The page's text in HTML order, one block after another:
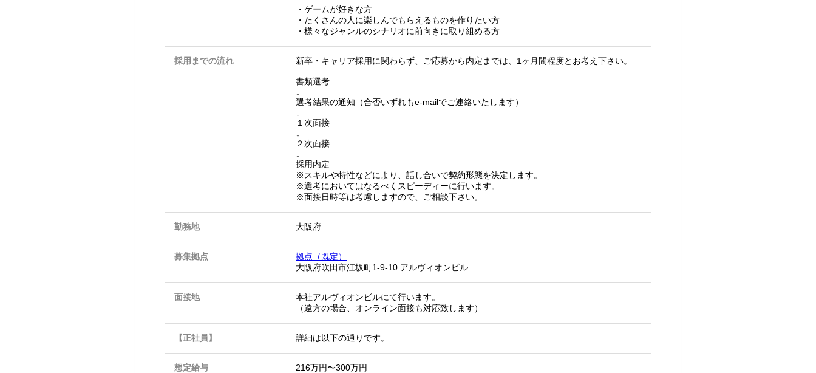
・ゲームが好きな方
・たくさんの人に楽しんでもらえるものを作りたい方
・様々なジャンルのシナリオに前向きに取り組める方
採用までの流れ 新卒・キャリア採用に関わらず、ご応募から内定までは、1ヶ月間程度とお考え下さい。
書類選考
↓
選考結果の通知（合否いずれもe-mailでご連絡いたします）
↓
１次面接
↓
２次面接
↓
採用内定
※スキルや特性などにより、話し合いで契約形態を決定します。
※選考においてはなるべくスピーディーに行います。
※面接日時等は考慮しますので、ご相談下さい。
勤務地 大阪府
募集拠点
拠点（既定）
大阪府吹田市江坂町1-9-10 アルヴィオンビル
面接地
本社アルヴィオンビルにて行います。
（遠方の場合、オンライン面接も対応致します）
【正社員】 詳細は以下の通りです。
想定給与
216万円〜300万円